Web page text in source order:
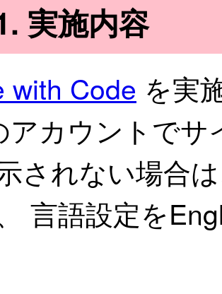
実施内容
with Code を実
アカウントで
されない場合
言語設定を